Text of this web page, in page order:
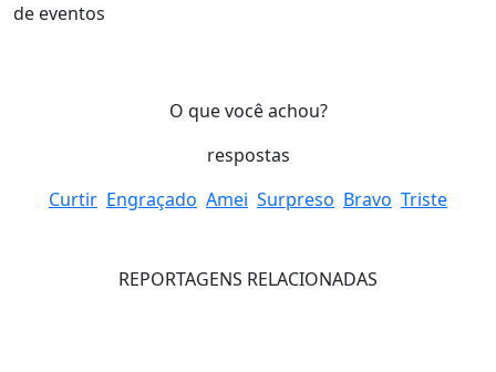
de eventos
O que você achou?
respostas
Curtir Engraçado Amei Surpreso Bravo Triste
REPORTAGENS RELACIONADAS